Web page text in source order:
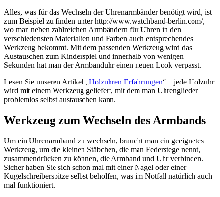
Alles, was für das Wechseln der Uhrenarmbänder benötigt wird, ist
zum Beispiel zu finden unter http://www.watchband-berlin.com/,
wo man neben zahlreichen Armbändern für Uhren in den
verschiedensten Materialien und Farben auch entsprechendes
Werkzeug bekommt. Mit dem passenden Werkzeug wird das
Austauschen zum Kinderspiel und innerhalb von wenigen
Sekunden hat man der Armbanduhr einen neuen Look verpasst.
Lesen Sie unseren Artikel „Holzuhren Erfahrungen“ – jede Holzuhr
wird mit einem Werkzeug geliefert, mit dem man Uhrenglieder
problemlos selbst austauschen kann.
Werkzeug zum Wechseln des Armbands
Um ein Uhrenarmband zu wechseln, braucht man ein geeignetes
Werkzeug, um die kleinen Stäbchen, die man Federstege nennt,
zusammendrücken zu können, die Armband und Uhr verbinden.
Sicher haben Sie sich schon mal mit einer Nagel oder einer
Kugelschreiberspitze selbst beholfen, was im Notfall natürlich auch
mal funktioniert.